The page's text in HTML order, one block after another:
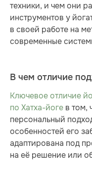
техники, и чем они
инструментов у
в своей работе на
современные
В чем отличие
Ключевое отличие
по Хатха-йоге в том,
персональный
особенностей его
адаптирована под
на её решение или